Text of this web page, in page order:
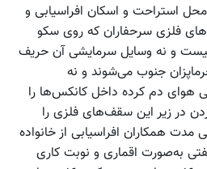
استراحت و اسکان افراسیابی و
فلزی سرحفاران که روی سکو
و نه وسایل سرمایشی آن حریف
جنوب می‌شوند و نه
هوای دم کرده داخل کانکس‌ها را
در زیر این سقف‌های فلزی را
همکاران افراسیابی از خانواده
به‌صورت اقماری و نوبت کاری